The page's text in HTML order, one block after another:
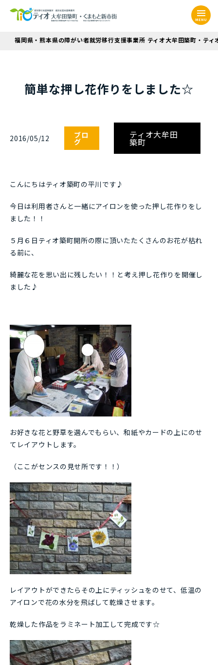
MENU
福岡県・熊本県の障がい者就労移行支援事業所 ティオ大牟田築町・ティ
簡単な押し花作りをしました☆
2016/05/12 ブロ
グ
ティオ大牟田
築町
こんにちはティオ築町の平川です♪
今日は利用者さんと一緒にアイロンを使った押し花作りをし
ました！！
５月６日ティオ築町開所の際に頂いたたくさんのお花が枯れ
る前に、
綺麗な花を思い出に残したい！！と考え押し花作りを開催し
ました♪
お好きな花と野草を選んでもらい、和紙やカードの上にのせ
てレイアウトします。
（ここがセンスの見せ所です！！）
レイアウトができたらその上にティッシュをのせて、低温の
アイロンで花の水分を飛ばして乾燥させます。
乾燥した作品をラミネート加工して完成です☆